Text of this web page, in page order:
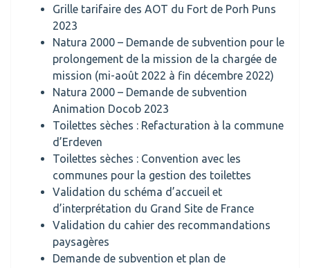
Grille tarifaire des AOT du Fort de Porh Puns
2023
Natura 2000 – Demande de subvention pour le
prolongement de la mission de la chargée de
mission (mi-août 2022 à fin décembre 2022)
Natura 2000 – Demande de subvention
Animation Docob 2023
Toilettes sèches : Refacturation à la commune
d’Erdeven
Toilettes sèches : Convention avec les
communes pour la gestion des toilettes
Validation du schéma d’accueil et
d’interprétation du Grand Site de France
Validation du cahier des recommandations
paysagères
Demande de subvention et plan de